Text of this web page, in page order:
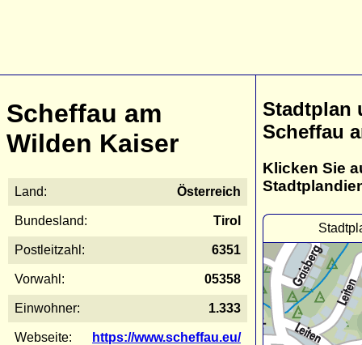
Scheffau am
Wilden Kaiser
Land: Österreich
Bundesland: Tirol
Postleitzahl: 6351
Vorwahl: 05358
Einwohner: 1.333
Webseite: https://www.scheffau.eu/
Stadtplan
Scheffau
Klicken Sie